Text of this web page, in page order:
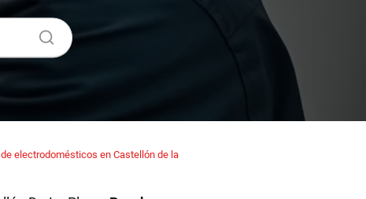
electrodomésticos en Castellón de la